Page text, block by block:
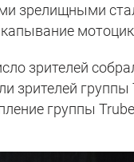
зрелищными
зрителей
зрителей
группы